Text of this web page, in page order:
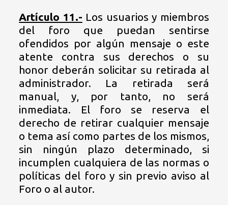
Artículo 11.- Los usuarios y miembros
del foro que puedan sentirse
ofendidos por algún mensaje o este
atente contra sus derechos o su
honor deberán solicitar su retirada al
administrador. La retirada será
manual, y, por tanto, no será
inmediata. El foro se reserva el
derecho de retirar cualquier mensaje
o tema así como partes de los mismos,
sin ningún plazo determinado, si
incumplen cualquiera de las normas o
políticas del foro y sin previo aviso al
Foro o al autor.